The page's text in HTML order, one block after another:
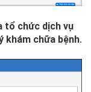
tổ chức dịch vụ
khám chữa bệnh.